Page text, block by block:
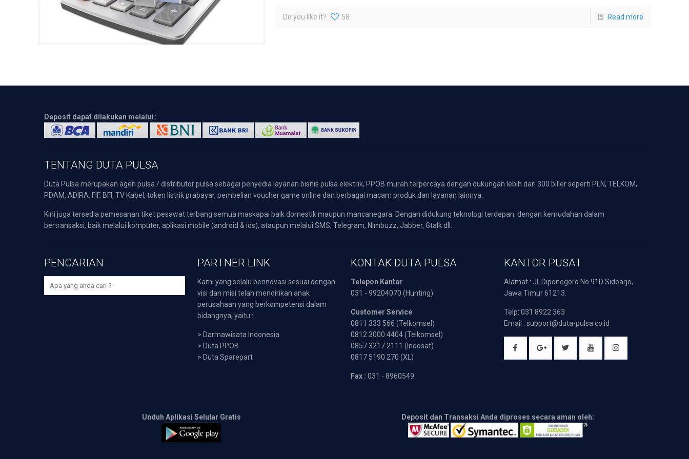
Do you like it? 58 Read more
Deposit dapat dilakukan melalui :
TENTANG DUTA PULSA
Duta Pulsa merupakan agen pulsa / distributor pulsa sebagai penyedia layanan bisnis pulsa elektrik, PPOB murah terpercaya dengan dukungan lebih dari 300 biller seperti PLN, TELKOM,
PDAM, ADIRA, FIF, BFI, TV Kabel, token listrik prabayar, pembelian voucher game online dan berbagai macam produk dan layanan lainnya.
Kini juga tersedia pemesanan tiket pesawat terbang semua maskapai baik domestik maupun mancanegara. Dengan didukung teknologi terdepan, dengan kemudahan dalam
bertransaksi, baik melalui komputer, aplikasi mobile (android & ios), ataupun melalui SMS, Telegram, Nimbuzz, Jabber, Gtalk dll.
PENCARIAN PARTNER LINK
Kami yang selalu berinovasi sesuai dengan
visi dan misi telah mendirikan anak
perusahaan yang berkompetensi dalam
bidangnya, yaitu :
> Darmawisata Indonesia
> Duta PPOB
> Duta Sparepart
KONTAK DUTA PULSA
Telepon Kantor
031 - 99204070 (Hunting)
Customer Service
0811 333 566 (Telkomsel)
0812 3000 4404 (Telkomsel)
0857 3217 2111 (Indosat)
0817 5190 270 (XL)
Fax : 031 - 8960549
KANTOR PUSAT
Alamat : Jl. Diponegoro No.91D Sidoarjo,
Jawa Timur 61213.
Telp: 031 8922 363
Email : support@duta-pulsa.co.id
Unduh Aplikasi Selular Gratis Deposit dan Transaksi Anda diproses secara aman oleh: